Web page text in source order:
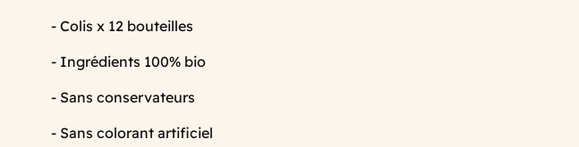
- Colis x 12 bouteilles
- Ingrédients 100% bio
- Sans conservateurs
- Sans colorant artificiel